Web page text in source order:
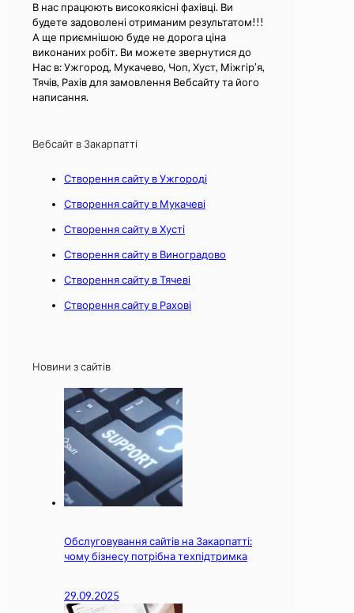
В нас працюють високоякісні фахівці. Ви
будете задоволені отриманим результатом!!!
А ще приємнішою буде не дорога ціна
виконаних робіт. Ви можете звернутися до
Нас в: Ужгород, Мукачево, Чоп, Хуст, Міжгір’я,
Тячів, Рахів для замовлення Вебсайту та його
написання.
Вебсайт в Закарпатті
Створення сайту в Ужгороді
Створення сайту в Мукачеві
Створення сайту в Хусті
Створення сайту в Виноградово
Створення сайту в Тячеві
Створення сайту в Рахові
Новини з сайтів
Обслуговування сайтів на Закарпатті:
чому бізнесу потрібна техпідтримка
29.09.2025